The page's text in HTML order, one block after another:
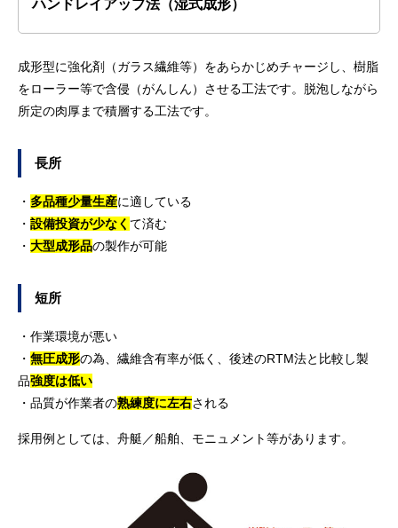
ハンドレイアップ法（湿式成形）
成形型に強化剤（ガラス繊維等）をあらかじめチャージし、樹脂
をローラー等で含侵（がんしん）させる工法です。脱泡しながら
所定の肉厚まで積層する工法です。
長所
・ 多品種少量生産に適している
・ 設備投資が少なく て済む
・ 大型成形品の製作が可能
短所
・作業環境が悪い
・ 無圧成形の為、繊維含有率が低く、後述のRTM法と比較し製
品強度は低い
・品質が作業者の熟練度に左右される
採用例としては、舟艇／船舶、モニュメント等があります。